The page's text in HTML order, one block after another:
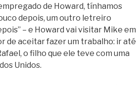
de Howard, tínhamos
depois, um outro letreiro
– e Howard vai visitar Mike em
de aceitar fazer um trabalho: ir até
o filho que ele teve com uma
Unidos.